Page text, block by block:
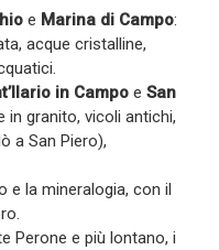
e Marina di Campo:
acque cristalline,
in Campo e San
in granito, vicoli antichi,
a San Piero),
e la mineralogia, con il
Perone e più lontano, i